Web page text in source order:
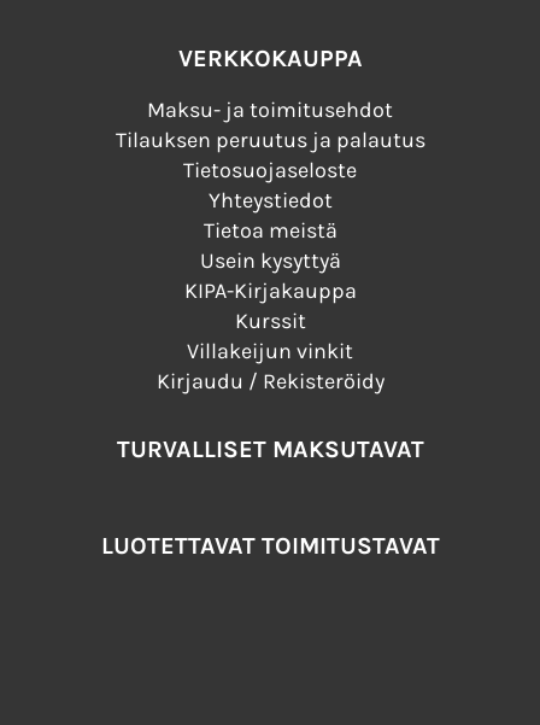
VERKKOKAUPPA
Maksu- ja toimitusehdot
Tilauksen peruutus ja palautus
Tietosuojaseloste
Yhteystiedot
Tietoa meistä
Usein kysyttyä
KIPA-Kirjakauppa
Kurssit
Villakeijun vinkit
Kirjaudu / Rekisteröidy
TURVALLISET MAKSUTAVAT
LUOTETTAVAT TOIMITUSTAVAT